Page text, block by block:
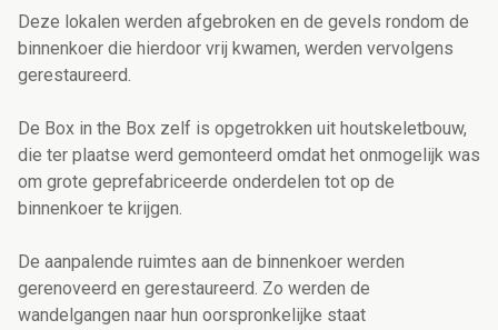
Deze lokalen werden afgebroken en de gevels rondom de
binnenkoer die hierdoor vrij kwamen, werden vervolgens
gerestaureerd.
De Box in the Box zelf is opgetrokken uit houtskeletbouw,
die ter plaatse werd gemonteerd omdat het onmogelijk was
om grote geprefabriceerde onderdelen tot op de
binnenkoer te krijgen.
De aanpalende ruimtes aan de binnenkoer werden
gerenoveerd en gerestaureerd. Zo werden de
wandelgangen naar hun oorspronkelijke staat